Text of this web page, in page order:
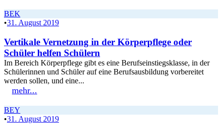
BEK
•31. August 2019
Vertikale Vernetzung in der Körperpflege oder
Schüler helfen Schülern
Im Bereich Körperpflege gibt es eine Berufseinstiegsklasse, in der
Schülerinnen und Schüler auf eine Berufsausbildung vorbereitet
werden sollen, und eine...
mehr...
BEY
•31. August 2019